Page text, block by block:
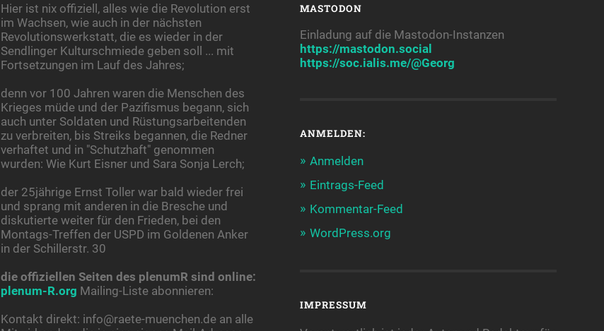
Hier ist nix offiziell, alles wie die Revolution erst
im Wachsen, wie auch in der nächsten
Revolutionswerkstatt, die es wieder in der
Sendlinger Kulturschmiede geben soll ... mit
Fortsetzungen im Lauf des Jahres;
denn vor 100 Jahren waren die Menschen des
Krieges müde und der Pazifismus begann, sich
auch unter Soldaten und Rüstungsarbeitenden
zu verbreiten, bis Streiks begannen, die Redner
verhaftet und in "Schutzhaft" genommen
wurden: Wie Kurt Eisner und Sara Sonja Lerch;
der 25jährige Ernst Toller war bald wieder frei
und sprang mit anderen in die Bresche und
diskutierte weiter für den Frieden, bei den
Montags-Treffen der USPD im Goldenen Anker
in der Schillerstr. 30
die offiziellen Seiten des plenumR sind online:
plenum-R.org Mailing-Liste abonnieren:
Kontakt direkt: info@raete-muenchen.de an alle
MASTODON
Einladung auf die Mastodon-Instanzen
https://mastodon.social
https://soc.ialis.me/@Georg
ANMELDEN:
Anmelden
Eintrags-Feed
Kommentar-Feed
WordPress.org
IMPRESSUM